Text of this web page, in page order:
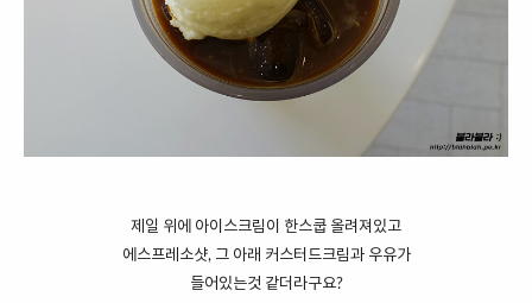
제일 위에 아이스크림이 한스쿱 올려져있고
에스프레소샷, 그 아래 커스터드크림과 우유가
들어있는것 같더라구요?